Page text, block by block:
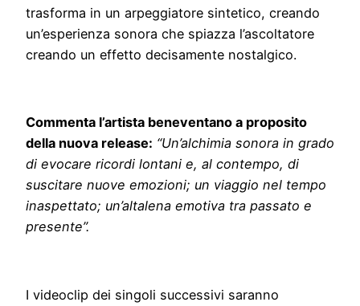
trasforma in un arpeggiatore sintetico, creando
un’esperienza sonora che spiazza l’ascoltatore
creando un effetto decisamente nostalgico.
Commenta l’artista beneventano a proposito
della nuova release: “Un’alchimia sonora in grado
di evocare ricordi lontani e, al contempo, di
suscitare nuove emozioni; un viaggio nel tempo
inaspettato; un’altalena emotiva tra passato e
presente”.
I videoclip dei singoli successivi saranno